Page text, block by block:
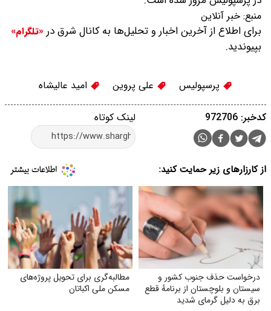
منبع: خبر آنلاین
برای اطلاع از آخرین اخبار و تحلیل‌ها به کانال شرق در «تلگرام»
بپیوندید.
پرسپولیس علی پروین امید عالیشاه
لینک کوتاه کدخبر: 972706
از کارزارهای زیر حمایت کنید:
درخواست حذف جنوب کشور و
سیستان و بلوچستان از برنامهٔ قطع
برق به دلیل گرمای شدید
مطالبه‌گری برای تحویل پروژه‌های
مسکن ملی اکباتان